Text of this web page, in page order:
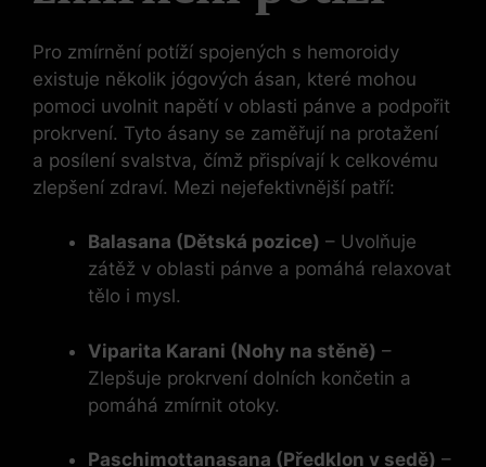
Pro zmírnění potíží spojených s hemoroidy
existuje několik jógových ásan, které mohou
pomoci uvolnit napětí v oblasti pánve a podpořit
prokrvení. Tyto ásany se zaměřují na protažení
a posílení svalstva, čímž přispívají k celkovému
zlepšení zdraví. Mezi nejefektivnější patří:
Balasana (Dětská pozice) – Uvolňuje
zátěž v oblasti pánve a pomáhá relaxovat
tělo i mysl.
Viparita Karani (Nohy na stěně) –
Zlepšuje prokrvení dolních končetin a
pomáhá zmírnit otoky.
Paschimottanasana (Předklon v sedě) –